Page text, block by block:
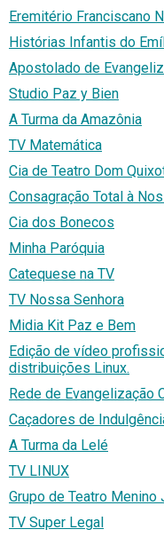
Eremitério Franciscano
Histórias Infantis do
Apostolado de
Studio Paz y Bien
A Turma da Amazônia
TV Matemática
Cia de Teatro Dom
Consagração Total à
Cia dos Bonecos
Minha Paróquia
Catequese na TV
TV Nossa Senhora
Midia Kit Paz e Bem
Edição de vídeo
distribuições Linux.
Rede de Evangelização
Caçadores de
A Turma da Lelé
TV LINUX
Grupo de Teatro Menino
TV Super Legal